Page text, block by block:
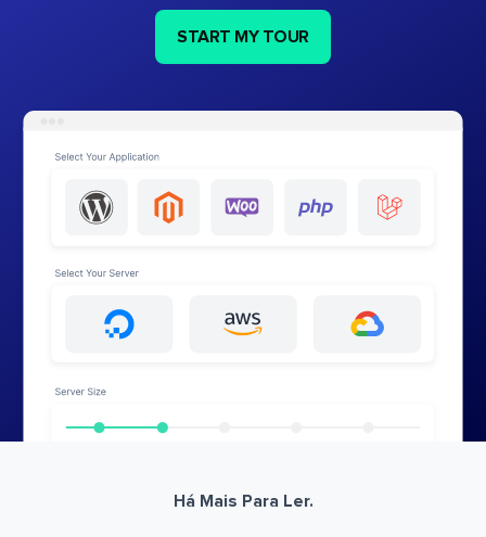
START MY TOUR
Há Mais Para Ler.